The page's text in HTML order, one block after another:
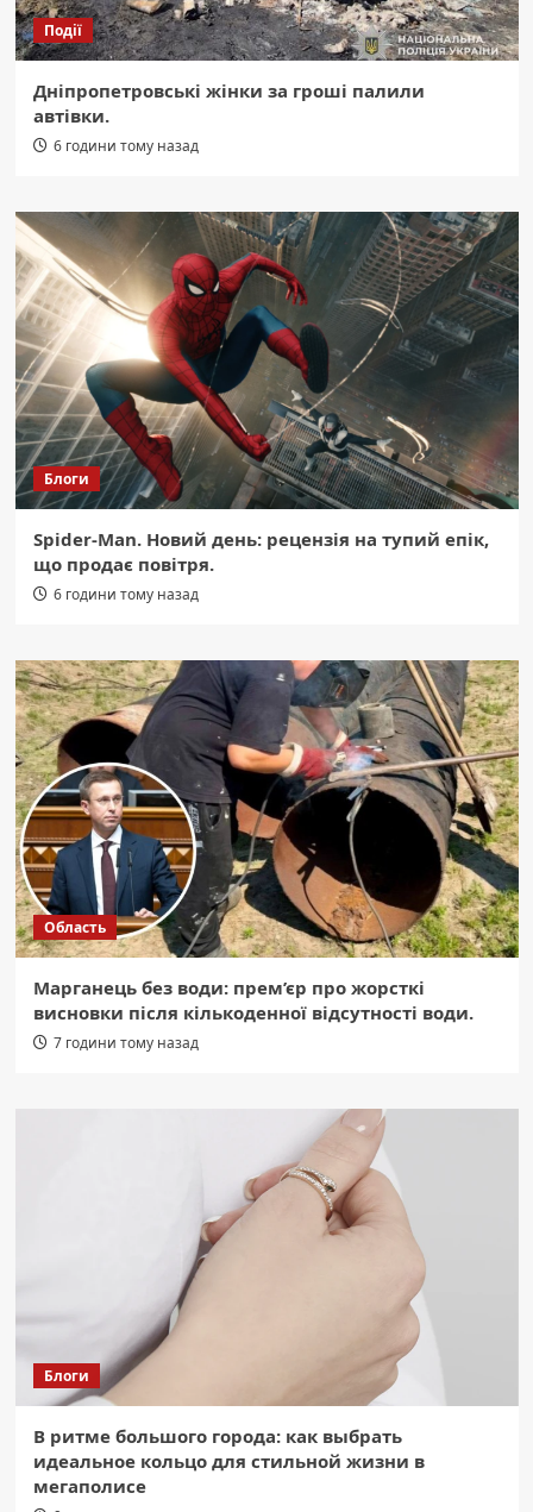
Події
Дніпропетровські жінки за гроші палили
автівки.
6 години тому назад
Блоги
Spider-Man. Новий день: рецензія на тупий епік,
що продає повітря.
6 години тому назад
Область
Марганець без води: прем’єр про жорсткі
висновки після кількоденної відсутності води.
7 години тому назад
Блоги
В ритме большого города: как выбрать
идеальное кольцо для стильной жизни в
мегаполисе